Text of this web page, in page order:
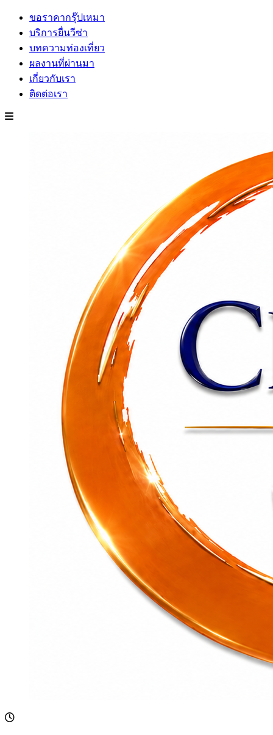
ขอราคากรุ๊ปเหมา
บริการยื่นวีซ่า
บทความท่องเที่ยว
ผลงานที่ผ่านมา
เกี่ยวกับเรา
ติดต่อเรา